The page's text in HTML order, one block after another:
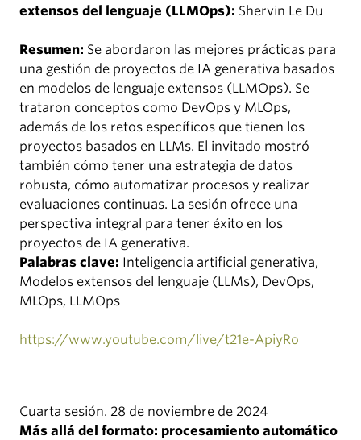
extensos del lenguaje (LLMOps): Shervin Le Du
Resumen: Se abordaron las mejores prácticas para
una gestión de proyectos de IA generativa basados
en modelos de lenguaje extensos (LLMOps). Se
trataron conceptos como DevOps y MLOps,
además de los retos específicos que tienen los
proyectos basados en LLMs. El invitado mostró
también cómo tener una estrategia de datos
robusta, cómo automatizar procesos y realizar
evaluaciones continuas. La sesión ofrece una
perspectiva integral para tener éxito en los
proyectos de IA generativa.
Palabras clave: Inteligencia artificial generativa,
Modelos extensos del lenguaje (LLMs), DevOps,
MLOps, LLMOps
https://www.youtube.com/live/t21e-ApiyRo
Cuarta sesión. 28 de noviembre de 2024
Más allá del formato: procesamiento automático